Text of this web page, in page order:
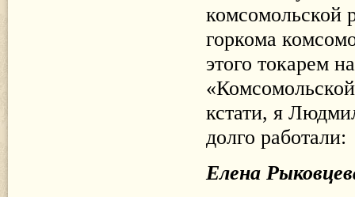
комсомольской
горкома
этого токарем
кстати, я
долго работали:
Елена